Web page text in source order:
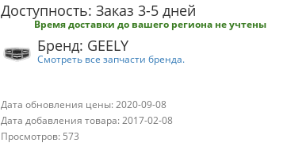
Доступность: Заказ 3-5 дней
Время доставки до вашего региона не учтены
Бренд: GEELY
Смотреть все запчасти бренда.
Дата обновления цены: 2020-09-08
Дата добавления товара: 2017-02-08
Просмотров: 573